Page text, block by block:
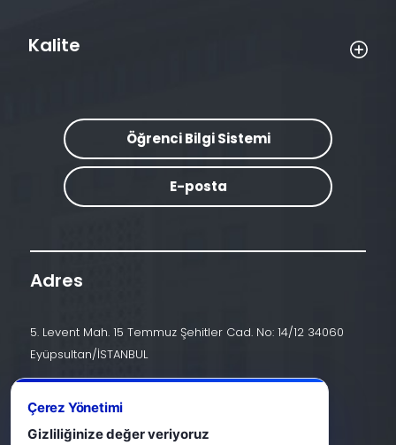
Kalite
Öğrenci Bilgi Sistemi
E-posta
Adres
5. Levent Mah. 15 Temmuz Şehitler Cad. No: 14/12 34060
Eyüpsultan/İSTANBUL
İletişim
+90 (212) 924 24 44
Çerez Yönetimi
Gizliliğinize değer veriyoruz